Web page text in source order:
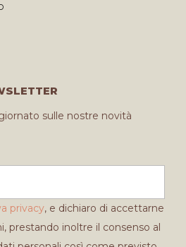
sulle nostre novità
privacy, e dichiaro di accettarne
prestando inoltre il consenso al